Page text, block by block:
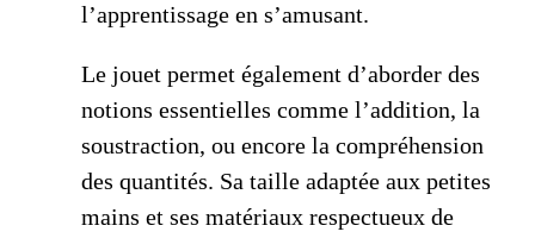
l’apprentissage en s’amusant.
Le jouet permet également d’aborder des
notions essentielles comme l’addition, la
soustraction, ou encore la compréhension
des quantités. Sa taille adaptée aux petites
mains et ses matériaux respectueux de